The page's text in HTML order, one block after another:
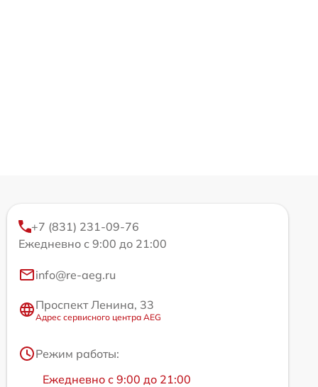
+7 (831) 231-09-76
Ежедневно с 9:00 до 21:00
info@re-aeg.ru
Проспект Ленина, 33
Адрес сервисного центра AEG
Режим работы:
Ежедневно с 9:00 до 21:00